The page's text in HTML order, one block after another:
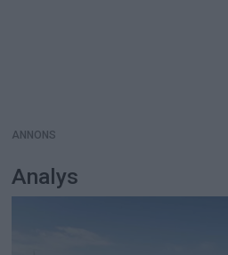
ANNONS
Analys